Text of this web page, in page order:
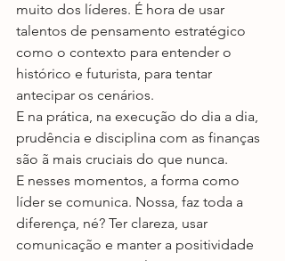
muito dos líderes. É hora de usar
talentos de pensamento estratégico
como o contexto para entender o
histórico e futurista, para tentar
antecipar os cenários.
E na prática, na execução do dia a dia,
prudência e disciplina com as finanças
são ã mais cruciais do que nunca.
E nesses momentos, a forma como
líder se comunica. Nossa, faz toda a
diferença, né? Ter clareza, usar
comunicação e manter a positividade